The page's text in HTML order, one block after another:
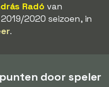
Radóvan
2020 seizoen, in
.
door speler